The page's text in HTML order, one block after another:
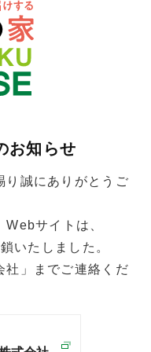
お知らせ
り誠にありがとうご
サイトは、
いたしました。
社」までご連絡くだ